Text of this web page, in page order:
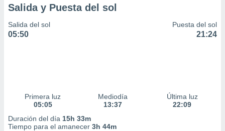
Salida y Puesta del sol
Salida del sol
05:50
Puesta del sol
21:24
Primera luz
05:05
Mediodía
13:37
Última luz
22:09
Duración del día 15h 33m
Tiempo para el amanecer 3h 44m